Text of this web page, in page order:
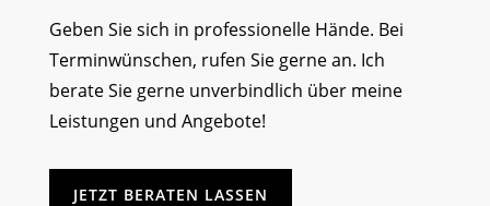
Geben Sie sich in professionelle Hände. Bei
Terminwünschen, rufen Sie gerne an. Ich
berate Sie gerne unverbindlich über meine
Leistungen und Angebote!
JETZT BERATEN LASSEN